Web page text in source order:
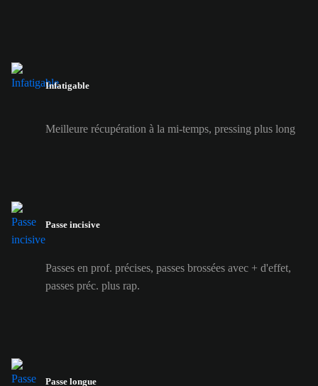
Infatigable
Meilleure récupération à la mi-temps, pressing plus long
Passe incisive
Passes en prof. précises, passes brossées avec + d'effet,
passes préc. plus rap.
Passe longue